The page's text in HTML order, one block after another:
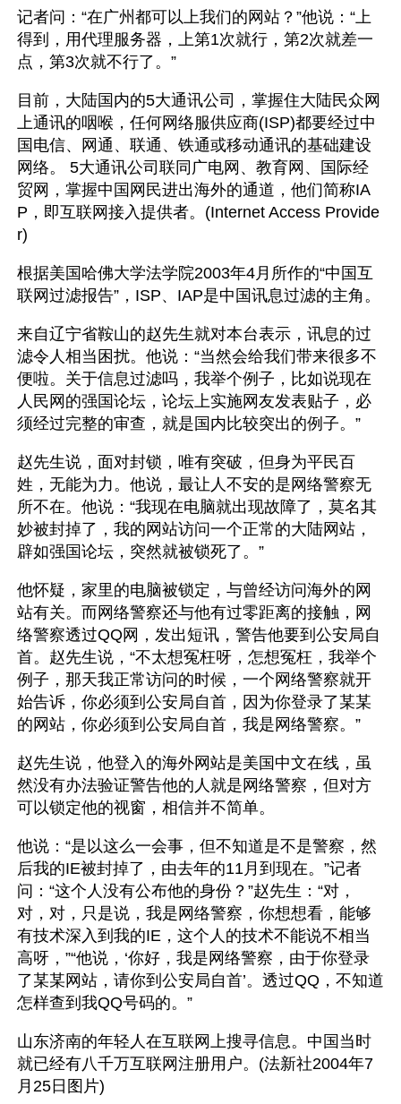
记者问：“在广州都可以上我们的网站？”他说：“上
得到，用代理服务器，上第1次就行，第2次就差一
点，第3次就不行了。”
目前，大陆国内的5大通讯公司，掌握住大陆民众网
上通讯的咽喉，任何网络服供应商(ISP)都要经过中
国电信、网通、联通、铁通或移动通讯的基础建设
网络。 5大通讯公司联同广电网、教育网、国际经
贸网，掌握中国网民进出海外的通道，他们简称IA
P，即互联网接入提供者。(Internet Access Provide
r)
根据美国哈佛大学法学院2003年4月所作的“中国互
联网过滤报告”，ISP、IAP是中国讯息过滤的主角。
来自辽宁省鞍山的赵先生就对本台表示，讯息的过
滤令人相当困扰。他说：“当然会给我们带来很多不
便啦。关于信息过滤吗，我举个例子，比如说现在
人民网的强国论坛，论坛上实施网友发表贴子，必
须经过完整的审查，就是国内比较突出的例子。”
赵先生说，面对封锁，唯有突破，但身为平民百
姓，无能为力。他说，最让人不安的是网络警察无
所不在。他说：“我现在电脑就出现故障了，莫名其
妙被封掉了，我的网站访问一个正常的大陆网站，
辟如强国论坛，突然就被锁死了。”
他怀疑，家里的电脑被锁定，与曾经访问海外的网
站有关。而网络警察还与他有过零距离的接触，网
络警察透过QQ网，发出短讯，警告他要到公安局自
首。赵先生说，“不太想冤枉呀，怎想冤枉，我举个
例子，那天我正常访问的时候，一个网络警察就开
始告诉，你必须到公安局自首，因为你登录了某某
的网站，你必须到公安局自首，我是网络警察。”
赵先生说，他登入的海外网站是美国中文在线，虽
然没有办法验证警告他的人就是网络警察，但对方
可以锁定他的视窗，相信并不简单。
他说：“是以这么一会事，但不知道是不是警察，然
后我的IE被封掉了，由去年的11月到现在。”记者
问：“这个人没有公布他的身份？”赵先生：“对，
对，对，只是说，我是网络警察，你想想看，能够
有技术深入到我的IE，这个人的技术不能说不相当
高呀，”“他说，‘你好，我是网络警察，由于你登录
了某某网站，请你到公安局自首’。透过QQ，不知道
怎样查到我QQ号码的。”
山东济南的年轻人在互联网上搜寻信息。中国当时
就已经有八千万互联网注册用户。(法新社2004年7
月25日图片)